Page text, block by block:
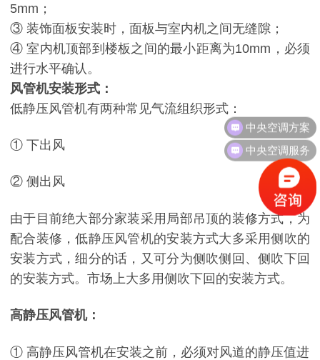
5mm；
③ 装饰面板安装时，面板与室内机之间无缝隙；
④ 室内机顶部到楼板之间的最小距离为10mm，必须
进行水平确认。
风管机安装形式：
低静压风管机有两种常见气流组织形式：
① 下出风
② 侧出风
由于目前绝大部分家装采用局部吊顶的装修方式，为
配合装修，低静压风管机的安装方式大多采用侧吹的
安装方式，细分的话，又可分为侧吹侧回、侧吹下回
的安装方式。市场上大多用侧吹下回的安装方式。
高静压风管机：
① 高静压风管机在安装之前，必须对风道的静压值进
中央空调方案
中央空调服务